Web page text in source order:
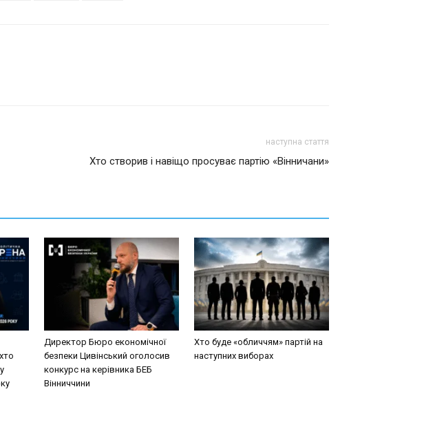
наступна стаття
Хто створив і навіщо просуває партію «Вінничани»
Директор Бюро економічної
безпеки Цивінський оголосив
конкурс на керівника БЕБ
Вінниччини
Хто буде «обличчям» партій на
наступних виборах